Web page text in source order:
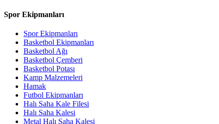
Spor Ekipmanları
Spor Ekipmanları
Basketbol Ekipmanları
Basketbol Ağı
Basketbol Çemberi
Basketbol Potası
Kamp Malzemeleri
Hamak
Futbol Ekipmanları
Halı Saha Kale Filesi
Halı Saha Kalesi
Metal Halı Saha Kalesi